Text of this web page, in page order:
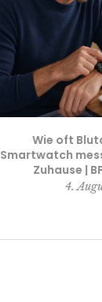
Wie oft
Smartwatch
Zuhause |
4.